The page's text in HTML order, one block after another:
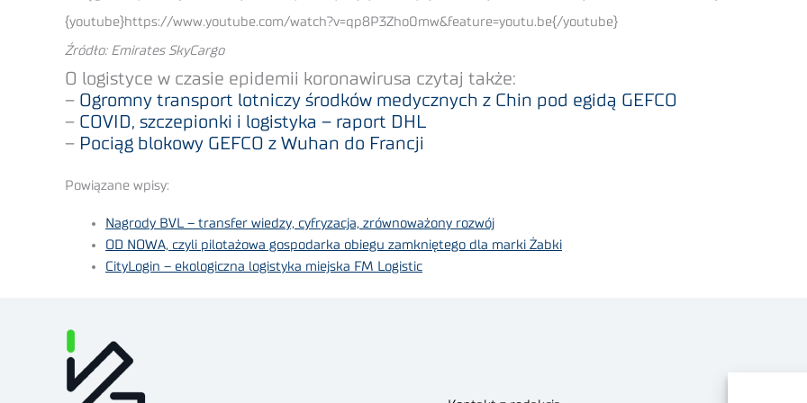
{youtube}https://www.youtube.com/watch?v=qp8P3Zho0mw&feature=youtu.be{/youtube}
Źródło: Emirates SkyCargo
O logistyce w czasie epidemii koronawirusa czytaj także:
– Ogromny transport lotniczy środków medycznych z Chin pod egidą GEFCO
– COVID, szczepionki i logistyka – raport DHL
– Pociąg blokowy GEFCO z Wuhan do Francji
Powiązane wpisy:
Nagrody BVL – transfer wiedzy, cyfryzacja, zrównoważony rozwój
OD NOWA, czyli pilotażowa gospodarka obiegu zamkniętego dla marki Żabki
CityLogin – ekologiczna logistyka miejska FM Logistic